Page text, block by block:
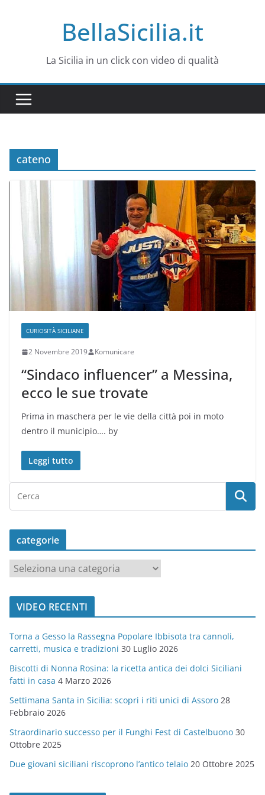
BellaSicilia.it
La Sicilia in un click con video di qualità
cateno
CURIOSITÀ SICILIANE
2 Novembre 2019 Komunicare
“Sindaco influencer” a Messina,
ecco le sue trovate
Prima in maschera per le vie della città poi in moto
dentro il municipio…. by
Leggi tutto
categorie
t
o
r
i
e
VIDEO RECENTI
Torna a Gesso la Rassegna Popolare Ibbisota tra cannoli,
carretti, musica e tradizioni 30 Luglio 2026
Biscotti di Nonna Rosina: la ricetta antica dei dolci Siciliani
fatti in casa 4 Marzo 2026
Settimana Santa in Sicilia: scopri i riti unici di Assoro 28
Febbraio 2026
Straordinario successo per il Funghi Fest di Castelbuono 30
Ottobre 2025
Due giovani siciliani riscoprono l’antico telaio 20 Ottobre 2025